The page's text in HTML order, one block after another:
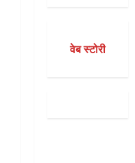
वेब स्टोरी